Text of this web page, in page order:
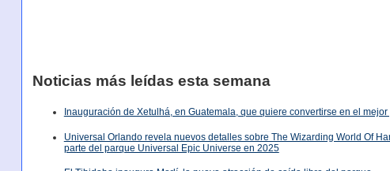
Noticias más leídas esta semana
Inauguración de Xetulhá, en Guatemala, que quiere convertirse en el
Universal Orlando revela nuevos detalles sobre The Wizarding World Of
parte del parque Universal Epic Universe en 2025